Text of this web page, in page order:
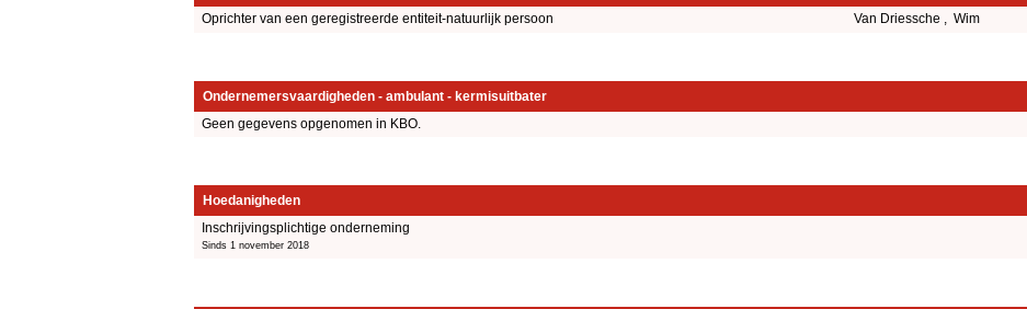
Oprichter van een geregistreerde entiteit-natuurlijk persoon
Van Driessche , Wim
Ondernemersvaardigheden - ambulant - kermisuitbater
Geen gegevens opgenomen in KBO.
Hoedanigheden
Inschrijvingsplichtige onderneming
Sinds 1 november 2018